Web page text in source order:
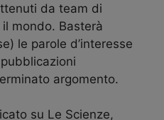
da team di
mondo. Basterà
le parole d’interesse
argomento.
su Le Scienze,